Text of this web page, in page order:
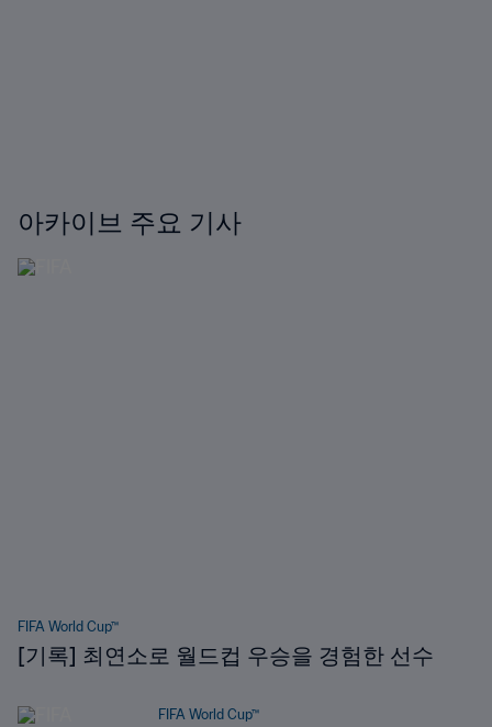
아카이브 주요 기사
FIFA World Cup™
[기록] 최연소로 월드컵 우승을 경험한 선수
FIFA World Cup™